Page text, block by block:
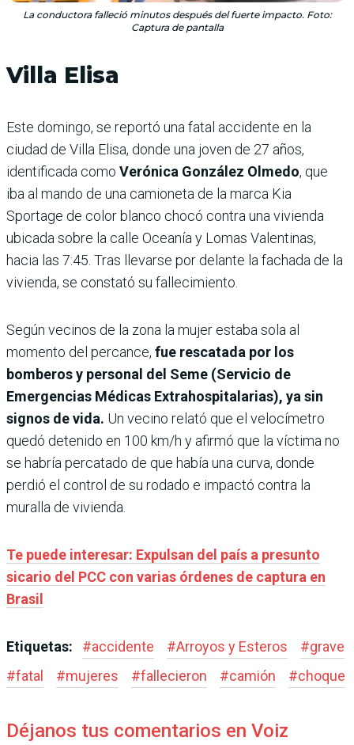
La conductora falleció minutos después del fuerte impacto. Foto:
Captura de pantalla
Villa Elisa
Este domingo, se reportó una fatal accidente en la
ciudad de Villa Elisa, donde una joven de 27 años,
identificada como Verónica González Olmedo, que
iba al mando de una camioneta de la marca Kia
Sportage de color blanco chocó contra una vivienda
ubicada sobre la calle Oceanía y Lomas Valentinas,
hacia las 7:45. Tras llevarse por delante la fachada de la
vivienda, se constató su fallecimiento.
Según vecinos de la zona la mujer estaba sola al
momento del percance, fue rescatada por los
bomberos y personal del Seme (Servicio de
Emergencias Médicas Extrahospitalarias), ya sin
signos de vida. Un vecino relató que el velocímetro
quedó detenido en 100 km/h y afirmó que la víctima no
se habría percatado de que había una curva, donde
perdió el control de su rodado e impactó contra la
muralla de vivienda.
Te puede interesar: Expulsan del país a presunto
sicario del PCC con varias órdenes de captura en
Brasil
Etiquetas: #accidente #Arroyos y Esteros #grave
#fatal #mujeres #fallecieron #camión #choque
Déjanos tus comentarios en Voiz